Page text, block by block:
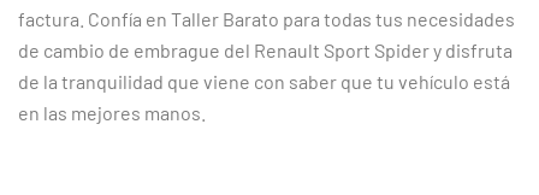
factura. Confía en Taller Barato para todas tus necesidades
de cambio de embrague del Renault Sport Spider y disfruta
de la tranquilidad que viene con saber que tu vehículo está
en las mejores manos.